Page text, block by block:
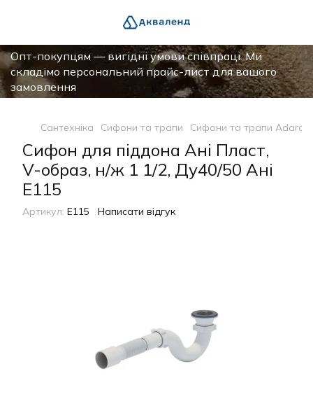
Опт-покупцям — вигідні умови співпраці. Ми
складімо персональний прайс-лист для вашого
замовлення
Сантехніка Сифони та трапи Сифони та трапи Adarad
Сифон для піддона Ані Пласт,
V-образ, н/ж 1 1/2, Ду40/50 Ані
E115
Артикул: Е115 Написати відгук